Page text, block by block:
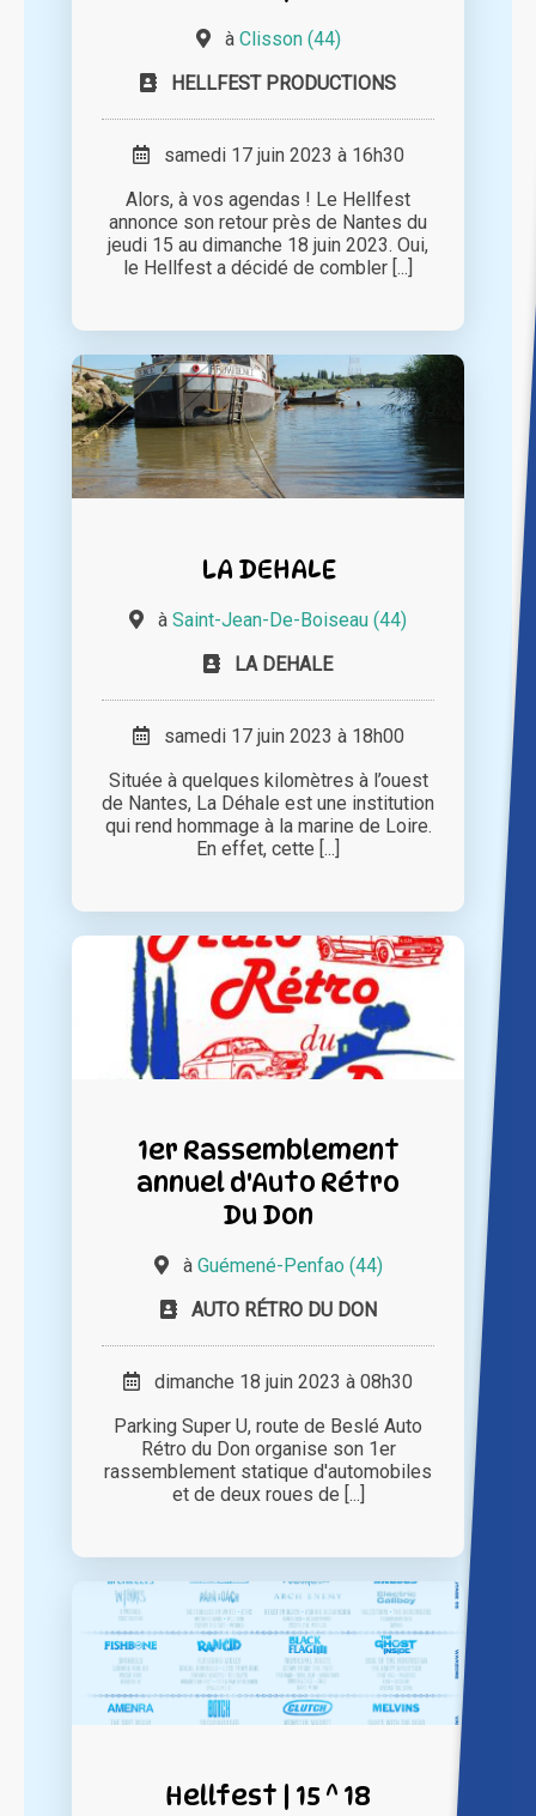
à Clisson (44)
HELLFEST PRODUCTIONS
samedi 17 juin 2023 à 16h30
Alors, à vos agendas ! Le Hellfest
annonce son retour près de Nantes du
jeudi 15 au dimanche 18 juin 2023. Oui,
le Hellfest a décidé de combler [...]
LA DEHALE
à Saint-Jean-De-Boiseau (44)
LA DEHALE
samedi 17 juin 2023 à 18h00
Située à quelques kilomètres à l’ouest
de Nantes, La Déhale est une institution
qui rend hommage à la marine de Loire.
En effet, cette [...]
1er Rassemblement
annuel d'Auto Rétro
Du Don
à Guémené-Penfao (44)
AUTO RÉTRO DU DON
dimanche 18 juin 2023 à 08h30
Parking Super U, route de Beslé Auto
Rétro du Don organise son 1er
rassemblement statique d'automobiles
et de deux roues de [...]
Hellfest | 15 ^ 18